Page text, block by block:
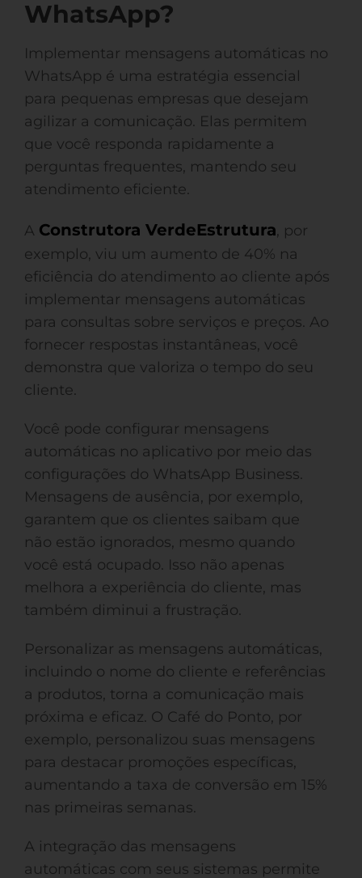
WhatsApp?
Implementar mensagens automáticas no
WhatsApp é uma estratégia essencial
para pequenas empresas que desejam
agilizar a comunicação. Elas permitem
que você responda rapidamente a
perguntas frequentes, mantendo seu
atendimento eficiente.
A Construtora VerdeEstrutura, por
exemplo, viu um aumento de 40% na
eficiência do atendimento ao cliente após
implementar mensagens automáticas
para consultas sobre serviços e preços. Ao
fornecer respostas instantâneas, você
demonstra que valoriza o tempo do seu
cliente.
Você pode configurar mensagens
automáticas no aplicativo por meio das
configurações do WhatsApp Business.
Mensagens de ausência, por exemplo,
garantem que os clientes saibam que
não estão ignorados, mesmo quando
você está ocupado. Isso não apenas
melhora a experiência do cliente, mas
também diminui a frustração.
Personalizar as mensagens automáticas,
incluindo o nome do cliente e referências
a produtos, torna a comunicação mais
próxima e eficaz. O Café do Ponto, por
exemplo, personalizou suas mensagens
para destacar promoções específicas,
aumentando a taxa de conversão em 15%
nas primeiras semanas.
A integração das mensagens
automáticas com seus sistemas permite